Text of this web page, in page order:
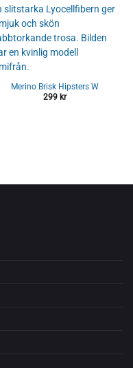
Merino Brisk Hipsters W
299 kr